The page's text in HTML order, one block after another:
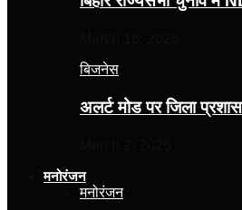
बिजनेस
अलर्ट मोड पर जिला
मनोरंजन
मनोरंजन